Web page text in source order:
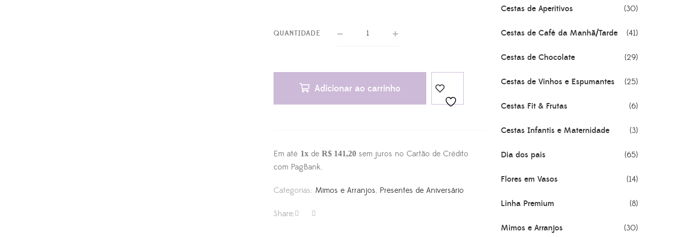
QUANTIDADE
Adicionar ao carrinho
Em até 1x deR$ 141,20 sem juros no Cartão de Crédito
com PagBank.
Categorias: Mimos e Arranjos, Presentes de Aniversário
Share:
Cestas de Aperitivos (30)
Cestas de Café da Manhã/Tarde (41)
Cestas de Chocolate (29)
Cestas de Vinhos e Espumantes (25)
Cestas Fit & Frutas (6)
Cestas Infantis e Maternidade (3)
Dia dos pais (65)
Flores em Vasos (14)
Linha Premium (8)
Mimos e Arranjos (30)